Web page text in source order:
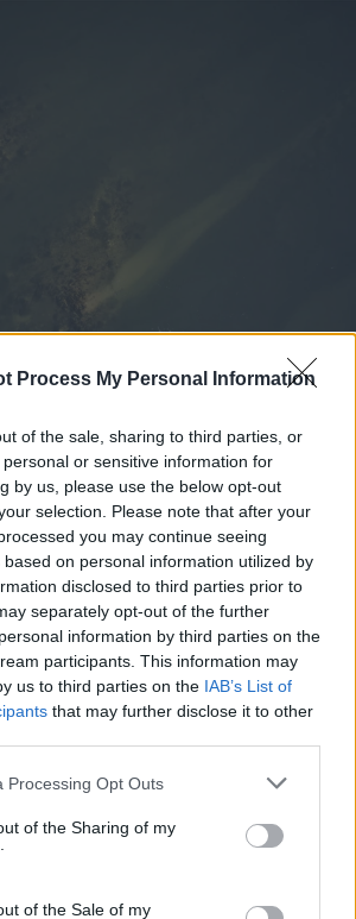
Process My Personal Information
of the sale, sharing to third parties, or
or sensitive information for
by us, please use the below opt-out
selection. Please note that after your
you may continue seeing
on personal information utilized by
disclosed to third parties prior to
separately opt-out of the further
information by third parties on the
participants. This information may
us to third parties on the IAB’s List of
that may further disclose it to other
website/app uses one or more Google
or usage behaviour. You may click to
to Google and its third-party tags to
specified purposes in below Google
Processing Opt Outs
of the Sharing of my
of the Sale of my
του Δούναβη στη
τη γέφυρα του